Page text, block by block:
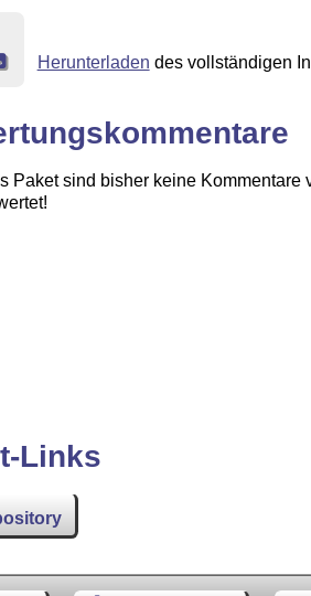
Herunterladen des vollständigen
Paket sind bisher keine
Links